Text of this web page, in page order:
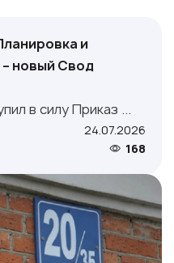
и
новый Свод
в силу Приказ ...
24.07.2026
168